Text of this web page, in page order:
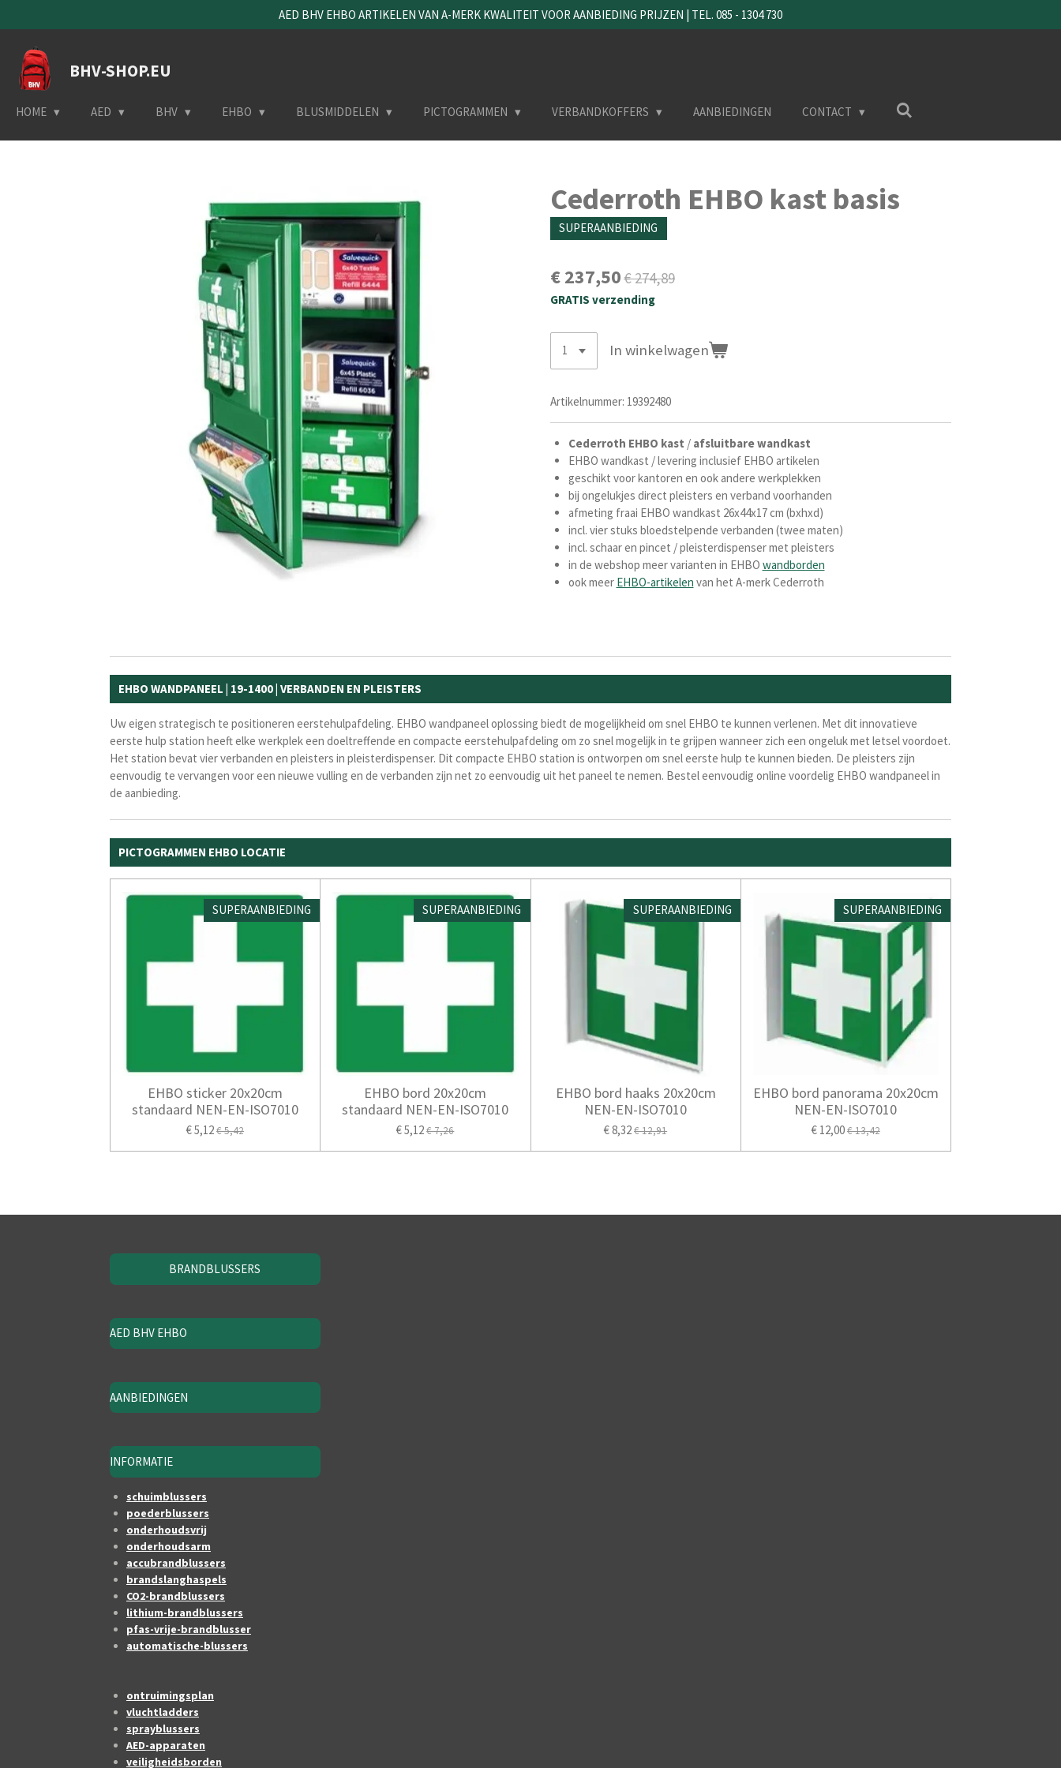
direct
naar
hoofdinhoud
AED BHV EHBO ARTIKELEN VAN A-MERK KWALITEIT VOOR AANBIEDING PRIJZEN | TEL. 085 - 1304 730
BHV-SHOP.EU
HOME AED BHV EHBO BLUSMIDDELEN PICTOGRAMMEN VERBANDKOFFERS AANBIEDINGEN CONTACT
Cederroth EHBO kast basis
SUPERAANBIEDING
€ 237,50€ 274,89
GRATIS verzending
In winkelwagen
Artikelnummer: 19392480
Cederroth EHBO kast /afsluitbare wandkast
EHBO wandkast / levering inclusief EHBO artikelen
geschikt voor kantoren en ook andere werkplekken
bij ongelukjes direct pleisters en verband voorhanden
afmeting fraai EHBO wandkast 26x44x17 cm (bxhxd)
incl. vier stuks bloedstelpende verbanden (twee maten)
incl. schaar en pincet / pleisterdispenser met pleisters
in de webshop meer varianten in EHBO wandborden
ook meer EHBO-artikelen van het A-merk Cederroth
EHBO WANDPANEEL | 19-1400 | VERBANDEN EN PLEISTERS
Uw eigen strategisch te positioneren eerstehulpafdeling. EHBO wandpaneel oplossing biedt de mogelijkheid om snel EHBO te kunnen verlenen. Met dit innovatieve
eerste hulp station heeft elke werkplek een doeltreffende en compacte eerstehulpafdeling om zo snel mogelijk in te grijpen wanneer zich een ongeluk met letsel voordoet.
Het station bevat vier verbanden en pleisters in pleisterdispenser. Dit compacte EHBO station is ontworpen om snel eerste hulp te kunnen bieden. De pleisters zijn
eenvoudig te vervangen voor een nieuwe vulling en de verbanden zijn net zo eenvoudig uit het paneel te nemen. Bestel eenvoudig online voordelig EHBO wandpaneel in
de aanbieding.
PICTOGRAMMEN EHBO LOCATIE
SUPERAANBIEDING
EHBO sticker 20x20cm
standaard NEN-EN-ISO7010
€ 5,12€ 5,42
SUPERAANBIEDING
EHBO bord 20x20cm
standaard NEN-EN-ISO7010
€ 5,12€ 7,26
SUPERAANBIEDING
EHBO bord haaks 20x20cm
NEN-EN-ISO7010
€ 8,32€ 12,91
SUPERAANBIEDING
EHBO bord panorama 20x20cm
NEN-EN-ISO7010
€ 12,00€ 13,42
BRANDBLUSSERS
AED BHV EHBO
AANBIEDINGEN
INFORMATIE
schuimblussers
poederblussers
onderhoudsvrij
onderhoudsarm
accubrandblussers
brandslanghaspels
CO2-brandblussers
lithium-brandblussers
pfas-vrije-brandblusser
automatische-blussers
ontruimingsplan
vluchtladders
sprayblussers
AED-apparaten
veiligheidsborden